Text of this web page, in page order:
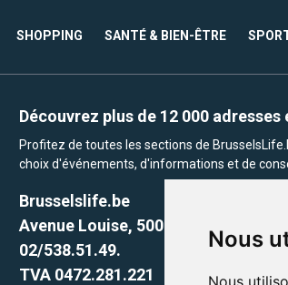
Nous
Nous
SHOPPING SANTÉ & BIEN-ÊTRE
Découvrez plus de 12 000
Profitez de toutes les sections de
choix d'événements, d'informations et de
Brusselslife.be
Avenue Louise, 500 -1050 Ixelles,
02/538.51.49.
TVA 0472.281.221